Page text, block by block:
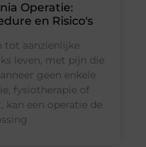
Operatie:
en Risico's
tot aanzienlijke
leven, met pijn die
geen enkele
fysiotherapie of
een operatie de